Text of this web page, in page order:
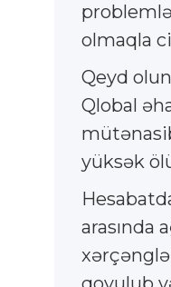
olmaqla
Qeyd
Qlobal
yüksək
arasında